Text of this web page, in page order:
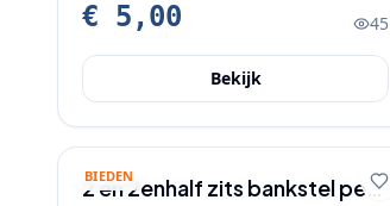
€ 5,00 45
Bekijk
BIEDEN
2 en 2enhalf zits bankstel per